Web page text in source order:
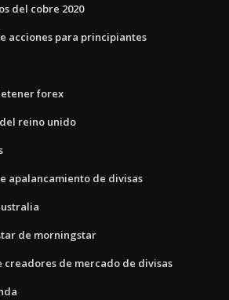
del cobre 2020
acciones para principiantes
forex
reino unido
apalancamiento de divisas
de morningstar
creadores de mercado de divisas